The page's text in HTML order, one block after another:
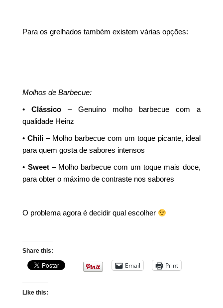
Para os grelhados também existem várias opções:
Molhos de Barbecue:
•Clássico – Genuíno molho barbecue com a
qualidade Heinz
•Chili – Molho barbecue com um toque picante, ideal
para quem gosta de sabores intensos
• Sweet– Molho barbecue com um toque mais doce,
para obter o máximo de contraste nos sabores
O problema agora é decidir qual escolher
Share this:
Email Print
Like this: